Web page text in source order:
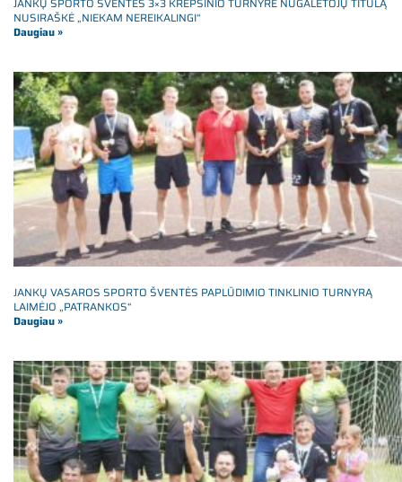
NUSIRAŠKĖ „NIEKAM NEREIKALINGI“
Daugiau »
JANKŲ VASAROS SPORTO ŠVENTĖS PAPLŪDIMIO TINKLINIO TURNYRĄ
LAIMĖJO „PATRANKOS“
Daugiau »